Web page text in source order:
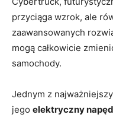
przyciąga‍ wzrok, ale
zaawansowanych
mogą‌ całkowicie
samochody.
Jednym ‌z
jego elektryczny napęd